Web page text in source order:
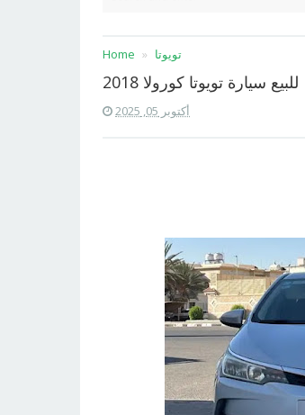
Home تويوتا
للبيع سيارة تويوتا كورولا 2018
أكتوبر 05, 2025